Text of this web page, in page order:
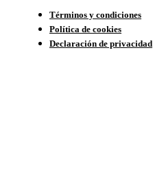
Términos y condiciones
Política de cookies
Declaración de privacidad